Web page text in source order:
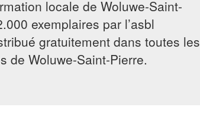
locale de Woluwe-Saint-
exemplaires par l’asbl
gratuitement dans toutes les
de Woluwe-Saint-Pierre.